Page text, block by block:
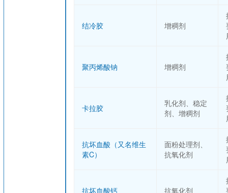
结冷胶 增稠剂
聚丙烯酸钠 增稠剂
卡拉胶
乳化剂、稳定
剂、增稠剂
抗坏血酸（又名维生
素C）
面粉处理剂、
抗氧化剂
抗坏血酸钙 抗氧化剂